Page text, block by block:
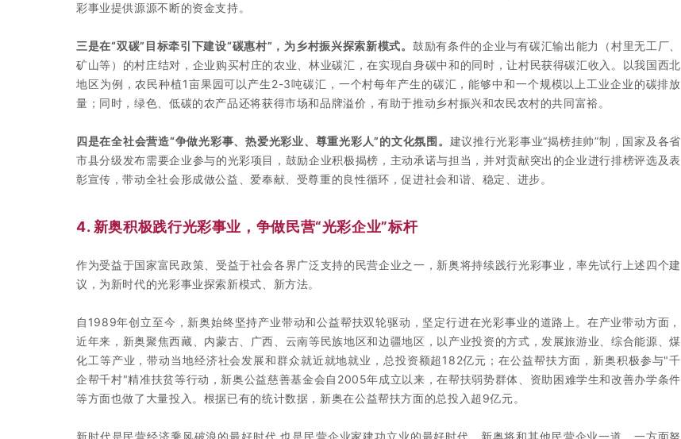
彩事业提供源源不断的资金支持。
三是在“双碳”目标牵引下建设“碳惠村”，为乡村振兴探索新模式。 鼓励有条件的企业与有碳汇输出能力（村里无工厂、
矿山等）的村庄结对，企业购买村庄的农业、林业碳汇，在实现自身碳中和的同时，让村民获得碳汇收入。以我国西北
地区为例，农民种植1亩果园可以产生2-3吨碳汇，一个村每年产生的碳汇，能够中和一个规模以上工业企业的碳排放
量；同时，绿色、低碳的农产品还将获得市场和品牌溢价，有助于推动乡村振兴和农民农村的共同富裕。
四是在全社会营造“争做光彩事、热爱光彩业、尊重光彩人”的文化氛围。 建议推行光彩事业“揭榜挂帅”制，国家及各省
市县分级发布需要企业参与的光彩项目，鼓励企业积极揭榜，主动承诺与担当，并对贡献突出的企业进行排榜评选及表
彰宣传，带动全社会形成做公益、爱奉献、受尊重的良性循环，促进社会和谐、稳定、进步。
4. 新奥积极践行光彩事业， 争做民营“光彩企业”标杆
作为受益于国家富民政策、受益于社会各界广泛支持的民营企业之一，新奥将持续践行光彩事业，率先试行上述四个建
议，为新时代的光彩事业探索新模式、新方法。
自1989年创立至今，新奥始终坚持产业带动和公益帮扶双轮驱动，坚定行进在光彩事业的道路上。在产业带动方面，
近年来，新奥聚焦西藏、内蒙古、广西、云南等民族地区和边疆地区，以产业投资的方式，发展旅游业、综合能源、煤
化工等产业，带动当地经济社会发展和群众就近就地就业，总投资额超182亿元；在公益帮扶方面，新奥积极参与"千
企帮千村"精准扶贫等行动，新奥公益慈善基金会自2005年成立以来，在帮扶弱势群体、资助困难学生和改善办学条件
等方面也做了大量投入。根据已有的统计数据，新奥在公益帮扶方面的总投入超9亿元。
新时代是民营经济乘风破浪的最好时代,也是民营企业家建功立业的最好时代。新奥将和其他民营企业一道，一方面努